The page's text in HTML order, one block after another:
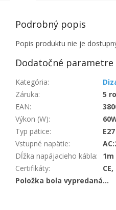
Podrobný popis
Popis produktu nie je
Dodatočné parametre
Kategória:
Záruka:
5
EAN:
Výkon (W):
Typ pätice:
E27
Vstupné napätie:
Dĺžka napájacieho kábla:
1m
Certifikáty:
CE,
Položka bola vypredaná…